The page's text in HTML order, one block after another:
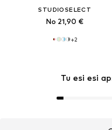
Tu esi esi
STUDIOSELECT
No 21,90 €
+2